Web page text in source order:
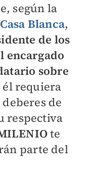
según la
Casa Blanca,
de los
encargado
sobre
él requiera
de
respectiva
te
parte del